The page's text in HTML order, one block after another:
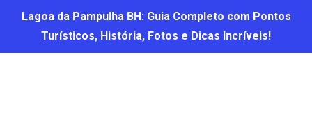
Lagoa da Pampulha BH: Guia Completo com Pontos
Turísticos, História, Fotos e Dicas Incríveis!